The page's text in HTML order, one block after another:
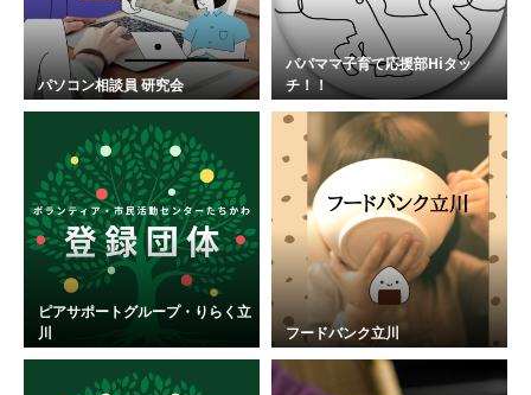
パソコン相談員 研究会
パパママ子育て応援部Hiタッ
チ！！
ピアサポートグループ・りらく立
川
フードバンク立川